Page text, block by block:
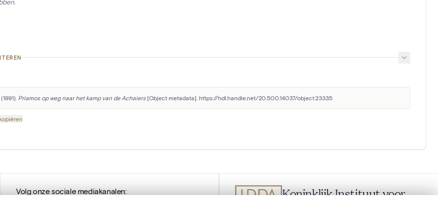
Priamos op weg naar het kamp van de Achaiers [Object metadata]. https://hdl.handle.net/20.500.14037/object.23335
Volg onze sociale mediakanalen:
Koninklijk Instituut voor